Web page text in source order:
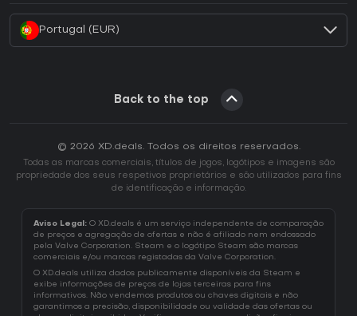
Portugal (EUR)
Back to the top
© 2026 XD.deals. Todos os direitos reservados.
Todas as marcas comerciais, títulos de jogos, logótipos e imagens são
propriedade dos seus respetivos proprietários e são utilizados para fins
de identificação e informação.
Aviso Legal: O XD.deals é um serviço independente de comparação
de preços e agregação de ofertas e não é afiliado nem endossado
pela Valve Corporation. Steam e o logótipo Steam são marcas
comerciais e/ou marcas registadas da Valve Corporation.
O XD.deals utiliza dados publicamente disponíveis da Steam e
exibe informações de preços de lojas terceiras para fins
informativos. Não vendemos produtos ou chaves digitais e não
garantimos a precisão, disponibilidade ou validade das ofertas ou